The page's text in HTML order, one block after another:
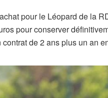
pour le Léopard de la
pour conserver
de 2 ans plus un an